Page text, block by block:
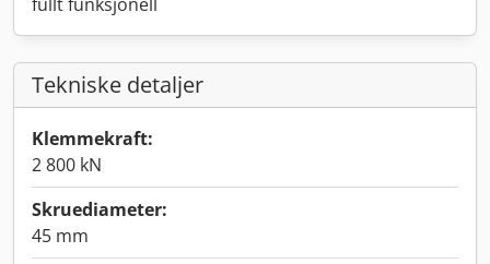
Tekniske detaljer
Klemmekraft:
2 800 kN
Skruediameter:
45 mm